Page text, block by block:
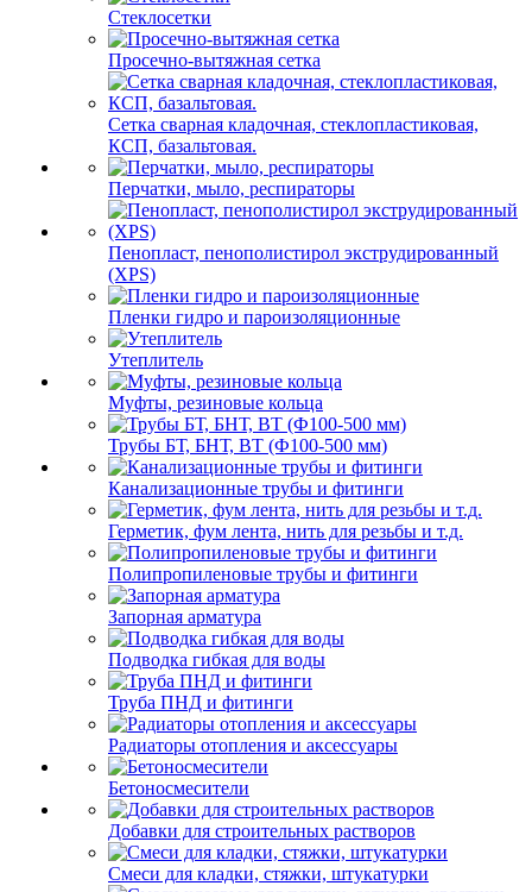
Стеклосетки
Просечно-вытяжная сетка
Сетка сварная кладочная, стеклопластиковая,
КСП, базальтовая.
Перчатки, мыло, респираторы
Пенопласт, пенополистирол экструдированный
(XPS)
Пленки гидро и пароизоляционные
Утеплитель
Муфты, резиновые кольца
Трубы БТ, БНТ, ВТ (Ф100-500 мм)
Канализационные трубы и фитинги
Герметик, фум лента, нить для резьбы и т.д.
Полипропиленовые трубы и фитинги
Запорная арматура
Подводка гибкая для воды
Труба ПНД и фитинги
Радиаторы отопления и аксессуары
Бетоносмесители
Добавки для строительных растворов
Смеси для кладки, стяжки, штукатурки